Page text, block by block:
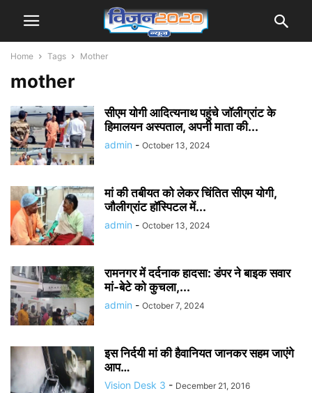
Home Tags Mother
mother
सीएम योगी आदित्यनाथ पहुंचे जॉलीग्रांट के
हिमालयन अस्पताल, अपनी माता की...
admin - October 13, 2024
मां की तबीयत को लेकर चिंतित सीएम योगी,
जौलीग्रांट हॉस्पिटल में...
admin - October 13, 2024
रामनगर में दर्दनाक हादसा: डंपर ने बाइक सवार
मां-बेटे को कुचला,...
admin - October 7, 2024
इस निर्दयी मां की हैवानियत जानकर सहम जाएंगे
आप…
Vision Desk 3 - December 21, 2016